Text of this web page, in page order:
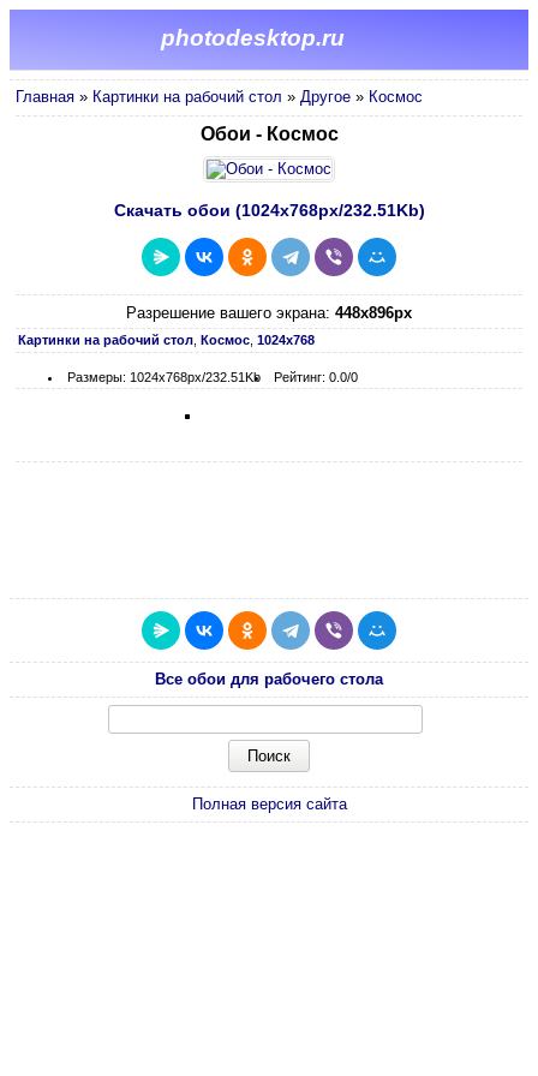
photodesktop.ru
Главная » Картинки на рабочий стол » Другое » Космос
Обои - Космос
Скачать обои (1024х768px/232.51Kb)
Разрешение вашего экрана: 448x896px
Картинки на рабочий стол Космос 1024х768
Размеры: 1024х768px/232.51Kb Рейтинг: 0.0/0
Все обои для рабочего стола
Полная версия сайта